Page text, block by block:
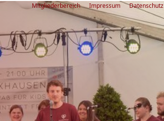
Mitgliederbereich Impressum Datenschutz
Letzte
Veranstaltung
Alle
03.08.26